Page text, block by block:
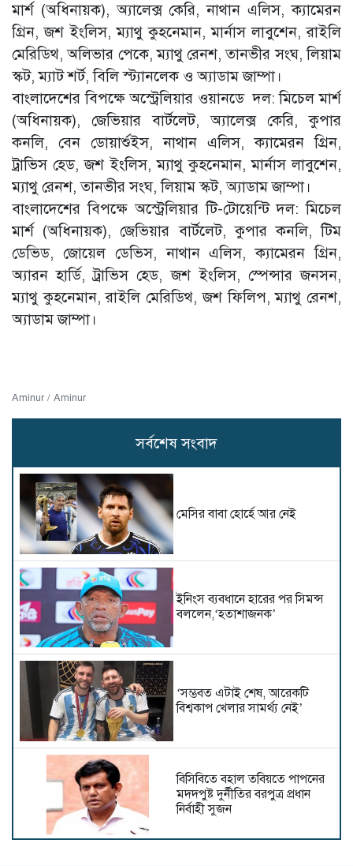
মার্শ (অধিনায়ক), অ্যালেক্স কেরি, নাথান এলিস, ক্যামেরন
গ্রিন, জশ ইংলিস, ম্যাথু কুহনেমান, মার্নাস লাবুশেন, রাইলি
মেরিডিথ, অলিভার পেকে, ম্যাথু রেনশ, তানভীর সংঘ, লিয়াম
স্কট, ম্যাট শর্ট, বিলি স্ট্যানলেক ও অ্যাডাম জাম্পা।
বাংলাদেশের বিপক্ষে অস্ট্রেলিয়ার ওয়ানডে দল: মিচেল মার্শ
(অধিনায়ক), জেভিয়ার বার্টলেট, অ্যালেক্স কেরি, কুপার
কনলি, বেন ডোয়ার্শুইস, নাথান এলিস, ক্যামেরন গ্রিন,
ট্রাভিস হেড, জশ ইংলিস, ম্যাথু কুহনেমান, মার্নাস লাবুশেন,
ম্যাথু রেনশ, তানভীর সংঘ, লিয়াম স্কট, অ্যাডাম জাম্পা।
বাংলাদেশের বিপক্ষে অস্ট্রেলিয়ার টি-টোয়েন্টি দল: মিচেল
মার্শ (অধিনায়ক), জেভিয়ার বার্টলেট, কুপার কনলি, টিম
ডেভিড, জোয়েল ডেভিস, নাথান এলিস, ক্যামেরন গ্রিন,
অ্যারন হার্ডি, ট্রাভিস হেড, জশ ইংলিস, স্পেন্সার জনসন,
ম্যাথু কুহনেমান, রাইলি মেরিডিথ, জশ ফিলিপ, ম্যাথু রেনশ,
অ্যাডাম জাম্পা।
Aminur / Aminur
সর্বশেষ সংবাদ
মেসির বাবা হোর্হে আর নেই
ইনিংস ব্যবধানে হারের পর সিমন্স
বললেন,‘হতাশাজনক’
‘সম্ভবত এটাই শেষ, আরেকটি
বিশ্বকাপ খেলার সামর্থ্য নেই’
বিসিবিতে বহাল তবিয়তে পাপনের
মদদপুষ্ট দুর্নীতির বরপুত্র প্রধান
নির্বাহী সুজন